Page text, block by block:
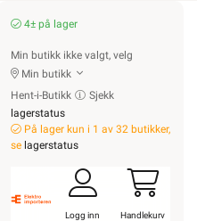
4± på lager
Min butikk ikke valgt, velg
Min butikk
Hent-i-Butikk
Sjekk
lagerstatus
På lager kun i 1 av 32 butikker,
se lagerstatus
Logg inn Handlekurv